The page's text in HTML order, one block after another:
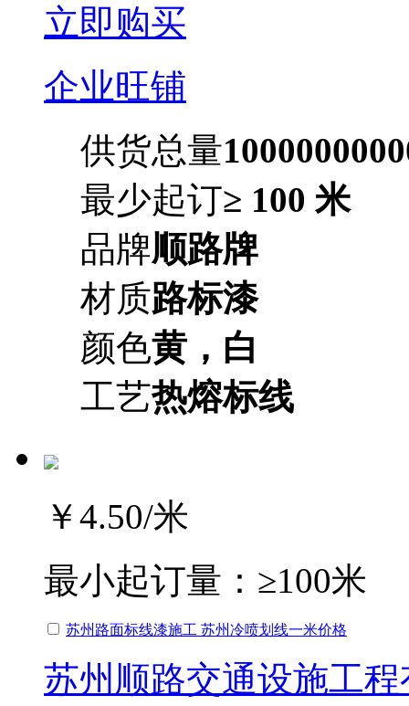
立即购买
企业旺铺
供货总量
最少起订≥ 100 米
品牌顺路牌
材质路标漆
颜色黄，白
工艺热熔标线
￥4.50/米
最小起订量： ≥100米
苏州路面标线漆施工 苏州冷喷划线一米价格
苏州顺路交通设施工